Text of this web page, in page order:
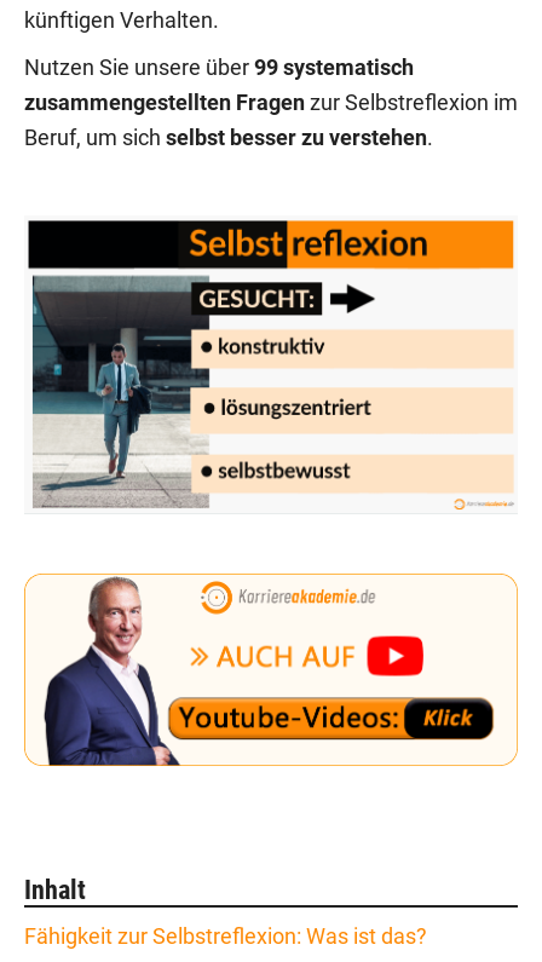
künftigen Verhalten.
Nutzen Sie unsere über 99 systematisch
zusammengestellten Fragen zur Selbstreflexion im
Beruf, um sich selbst besser zu verstehen.
Inhalt
Fähigkeit zur Selbstreflexion: Was ist das?